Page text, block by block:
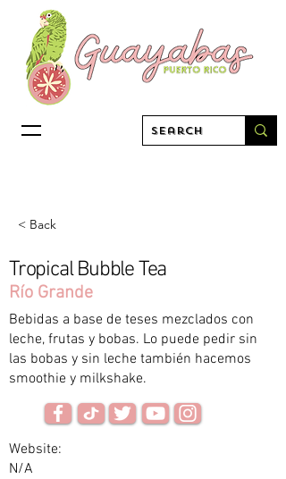
< Back
Tropical Bubble Tea
Río Grande
Bebidas a base de teses mezclados con
leche, frutas y bobas. Lo puede pedir sin
las bobas y sin leche también hacemos
smoothie y milkshake.
Website:
N/A